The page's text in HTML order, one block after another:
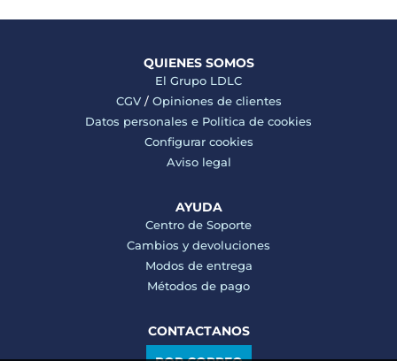
QUIENES SOMOS
El Grupo LDLC
CGV/ Opiniones de clientes
Datos personales e Politica de cookies
Configurar cookies
Aviso legal
AYUDA
Centro de Soporte
Cambios y devoluciones
Modos de entrega
Métodos de pago
CONTACTANOS